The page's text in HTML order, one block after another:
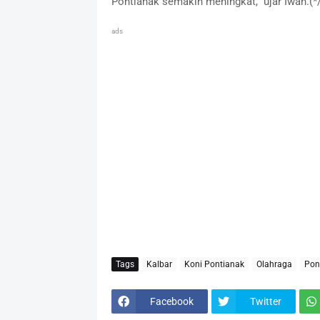
ads
Tags Kalbar Koni Pontianak Olahraga
Facebook Twitter